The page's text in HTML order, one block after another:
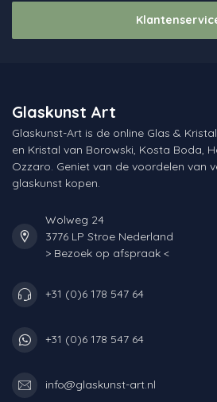
Glaskunst Art
Glaskunst-Art is de online Glas &
en Kristal van Borowski, Kosta Boda,
Ozzaro. Geniet van de voordelen van
glaskunst kopen.
Wolweg 24
3776 LP Stroe Nederland
> Bezoek op afspraak <
+31 (0)6 178 547 64
+31 (0)6 178 547 64
info@glaskunst-art.nl